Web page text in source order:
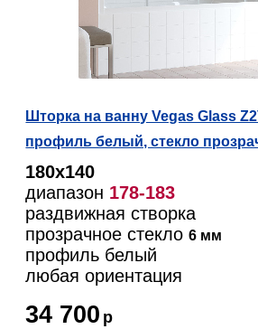
Шторка на ванну Vegas Glass
профиль белый, стекло
180х140
диапазон 178-183
раздвижная створка
прозрачное стекло6 мм
профиль белый
любая ориентация
34 700 р